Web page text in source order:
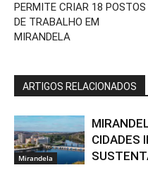
PERMITE CRIAR 18 POSTOS
DE TRABALHO EM
MIRANDELA
ARTIGOS RELACIONADOS
Mirandela
CIDADES